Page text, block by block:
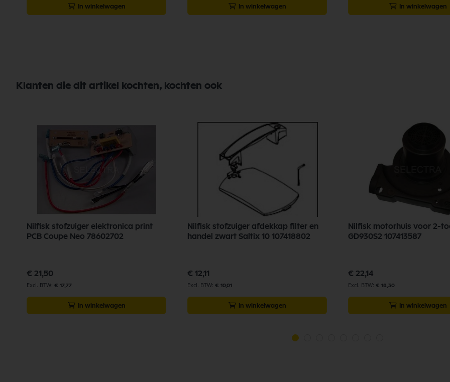
In winkelwagen In winkelwagen In winkelwagen
Klanten die dit artikel kochten, kochten ook
Nilfisk stofzuiger elektronica print
PCB Coupe Neo 78602702
€ 21,50
€ 17,77
In winkelwagen
Nilfisk stofzuiger afdekkap filter en
handel zwart Saltix 10 107418802
€ 12,11
€ 10,01
In winkelwagen
Nilfisk motorhuis voor 2-
GD930S2 107413587
€ 22,14
€ 18,30
In winkelwagen